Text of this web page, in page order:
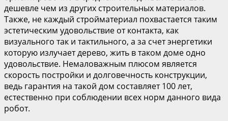
дешевле чем из других строительных материалов.
Также, не каждый стройматериал похвастается таким
эстетическим удовольствие от контакта, как
визуального так и тактильного, а за счет энергетики
которую излучает дерево, жить в таком доме одно
удовольствие. Немаловажным плюсом является
скорость постройки и долговечность конструкции,
ведь гарантия на такой дом составляет 100 лет,
естественно при соблюдении всех норм данного вида
робот.